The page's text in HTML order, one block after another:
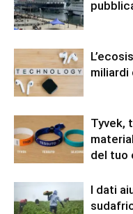
miliardi
Tyvek,
del tuo
I dati